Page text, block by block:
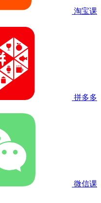
淘宝课
拼多多
微信课